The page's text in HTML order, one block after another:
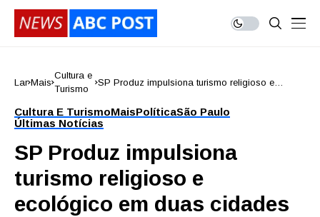
Lar Mais
Cultura e
Turismo
SP Produz impulsiona turismo religioso e
Cultura E TurismoMaisPolíticaSão Paulo
Últimas Notícias
SP Produz impulsiona
turismo religioso e
ecológico em duas cidades